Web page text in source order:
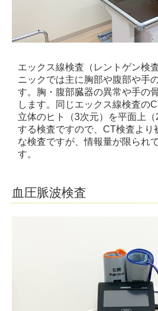
エックス線検査（レントゲン検
ニックでは主に胸部や腹部や手
す。胸・腹部臓器の異常や手の
します。同じエックス線検査の
立体のヒト（3次元）を平面上
する検査ですので、CT検査より
な検査ですが、情報量が限られ
す。
血圧脈波検査